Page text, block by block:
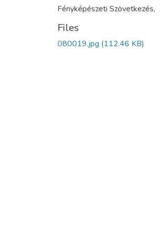
Fényképészeti Szövetkezés,
Files
080019.jpg (112.46 KB)